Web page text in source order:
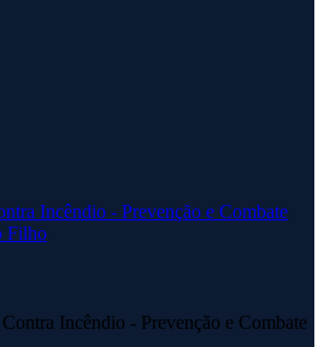
Incêndio - Prevenção e Combate